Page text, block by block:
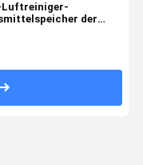
Luftreiniger-
der